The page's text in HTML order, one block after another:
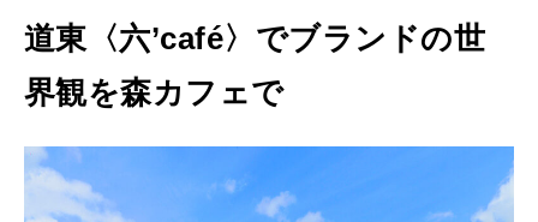
道東〈六’café〉 でブランドの世
界観を森カフェで